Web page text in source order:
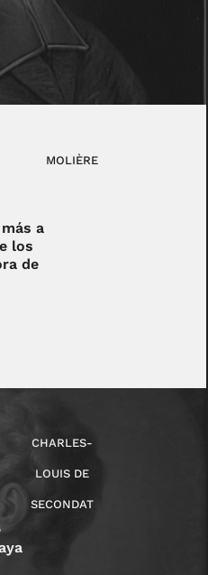
a
los
de
MOLIÈRE
CHARLES-
LOUIS DE
SECONDAT